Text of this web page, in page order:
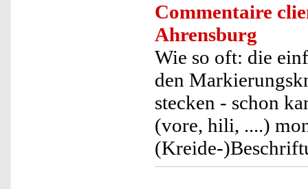
Commentaire
Ahrensburg
Wie so oft: die
den
stecken - schon
(vore, hili, ....)
(Kreide-